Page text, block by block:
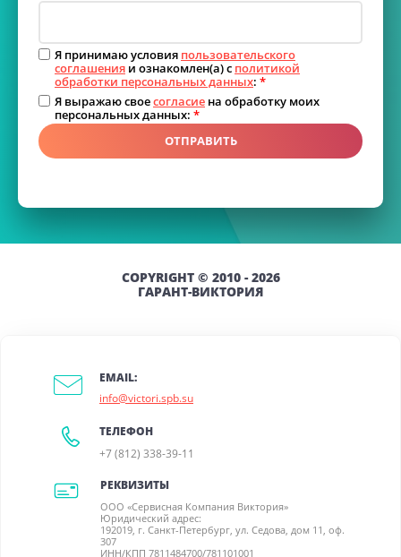
Я принимаю условия пользовательского
соглашения и ознакомлен(а) с политикой
обработки персональных данных: *
Я выражаю своесогласие на обработку моих
персональных данных: *
ОТПРАВИТЬ
COPYRIGHT © 2010 - 2026
ГАРАНТ-ВИКТОРИЯ
EMAIL:
info@victori.spb.su
ТЕЛЕФОН
+7 (812) 338-39-11
РЕКВИЗИТЫ
ООО «Сервисная Компания Виктория»
Юридический адрес:
192019, г. Санкт-Петербург, ул. Седова, дом 11, оф.
307
ИНН/КПП 7811484700/781101001